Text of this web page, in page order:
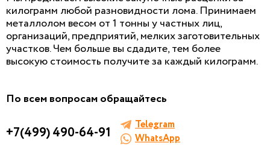
килограмм любой разновидности лома. Принимаем
металлолом весом от 1 тонны у частных лиц,
организаций, предприятий, мелких заготовительных
участков. Чем больше вы сдадите, тем более
высокую стоимость получите за каждый килограмм.
По всем вопросам обращайтесь
+7(499) 490-64-91
Telegram
WhatsApp